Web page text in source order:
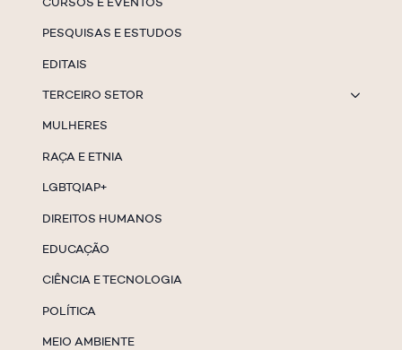
PESQUISAS E ESTUDOS
EDITAIS
TERCEIRO SETOR
MULHERES
RAÇA E ETNIA
LGBTQIAP+
DIREITOS HUMANOS
EDUCAÇÃO
CIÊNCIA E TECNOLOGIA
POLÍTICA
MEIO AMBIENTE